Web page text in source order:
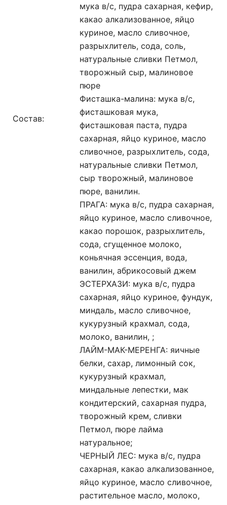
Состав:
мука в/с, пудра сахарная, кефир,
какао алкализованное, яйцо
куриное, масло сливочное,
разрыхлитель, сода, соль,
натуральные сливки Петмол,
творожный сыр, малиновое
пюре
Фисташка-малина: мука в/с,
фисташковая мука,
фисташковая паста, пудра
сахарная, яйцо куриное, масло
сливочное, разрыхлитель, сода,
натуральные сливки Петмол,
сыр творожный, малиновое
пюре, ванилин.
ПРАГА: мука в/с, пудра сахарная,
яйцо куриное, масло сливочное,
какао порошок, разрыхлитель,
сода, сгущенное молоко,
коньячная эссенция, вода,
ванилин, абрикосовый джем
ЭСТЕРХАЗИ: мука в/с, пудра
сахарная, яйцо куриное, фундук,
миндаль, масло сливочное,
кукурузный крахмал, сода,
молоко, ванилин, ;
ЛАЙМ-МАК-МЕРЕНГА: яичные
белки, сахар, лимонный сок,
кукурузный крахмал,
миндальные лепестки, мак
кондитерский, сахарная пудра,
творожный крем, сливки
Петмол, пюре лайма
натуральное;
ЧЕРНЫЙ ЛЕС: мука в/с, пудра
сахарная, какао алкализованное,
яйцо куриное, масло сливочное,
растительное масло, молоко,